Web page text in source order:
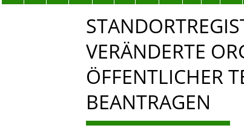
VERÄNDERTE
ÖFFENTLICHER
BEANTRAGEN